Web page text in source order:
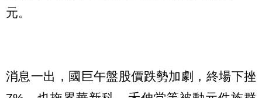
元。
消息一出，國巨午盤股價跌勢加劇，終場下挫